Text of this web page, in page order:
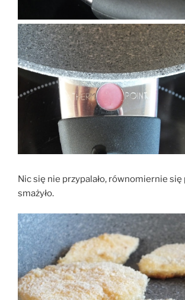
Nic się nie przypalało, równomiernie się
smażyło.